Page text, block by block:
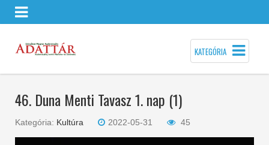
KATEGÓRIA
46. Duna Menti Tavasz 1. nap (1)
Kategória: Kultúra 2022-05-31 45